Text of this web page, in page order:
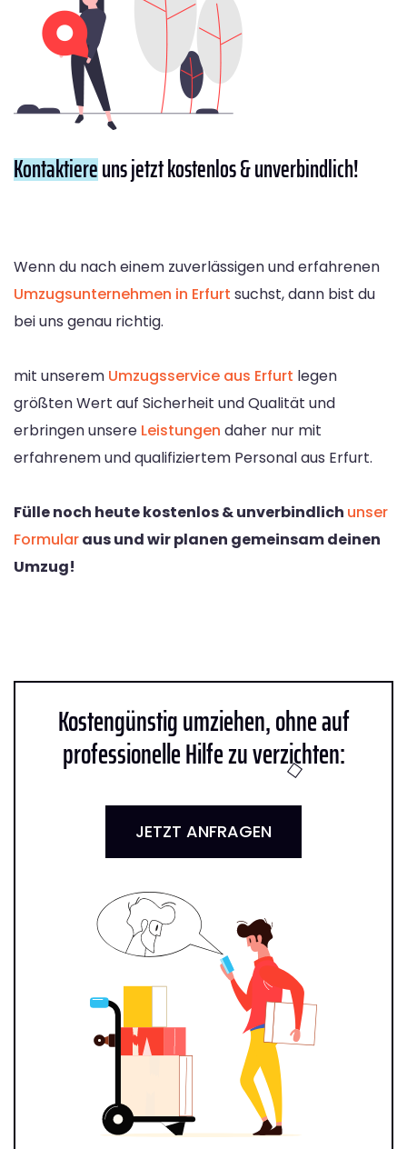
Kontaktiereuns jetzt kostenlos & unverbindlich!
Wenn du nach einem zuverlässigen und erfahrenen
Umzugsunternehmen in Erfurt suchst, dann bist du
bei uns genau richtig.
mit unserem Umzugsservice aus Erfurt legen
größten Wert auf Sicherheit und Qualität und
erbringen unsere Leistungen daher nur mit
erfahrenem und qualifiziertem Personal aus Erfurt.
Fülle noch heute kostenlos & unverbindlich unser
Formularaus und wir planen gemeinsam deinen
Umzug!
Kostengünstig umziehen, ohne auf
professionelle Hilfe zu verzichten:
JETZT ANFRAGEN